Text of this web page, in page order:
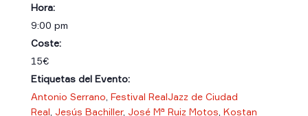
Hora:
9:00 pm
Coste:
15€
Etiquetas del Evento:
Antonio Serrano Festival RealJazz de Ciudad
Real Jesús Bachiller, José Mª Ruiz Motos Kostan